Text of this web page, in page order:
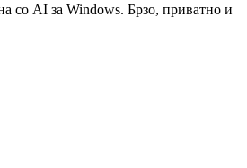
со AI за Windows. Брзо, приватно и